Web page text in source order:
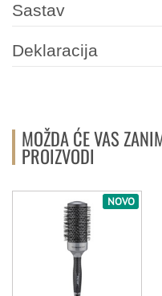
Sastav
Deklaracija
MOŽDA ĆE VAS
PROIZVODI
NOVO